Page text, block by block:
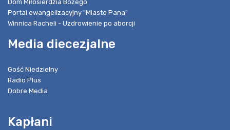
Dom Miłosierdzia Bożego
Portal ewangelizacyjny "Miasto Pana"
Winnica Racheli - Uzdrowienie po aborcji
Media diecezjalne
Gość Niedzielny
Radio Plus
Dobre Media
Kapłani